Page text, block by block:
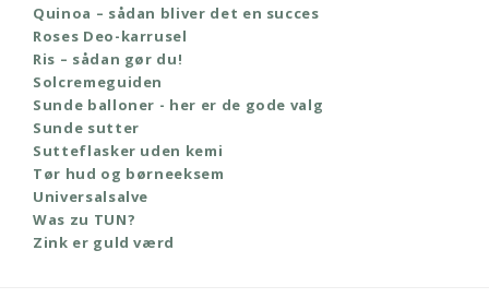
Quinoa – sådan bliver det en succes
Roses Deo-karrusel
Ris – sådan gør du!
Solcremeguiden
Sunde balloner - her er de gode valg
Sunde sutter
Sutteflasker uden kemi
Tør hud og børneeksem
Universalsalve
Was zu TUN?
Zink er guld værd